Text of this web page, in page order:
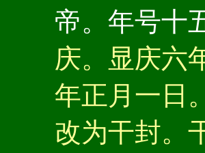
帝。年号十
庆。显庆六
年正月一日
改为干封。